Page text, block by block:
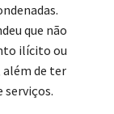
que não
ilícito ou
de ter
serviços.